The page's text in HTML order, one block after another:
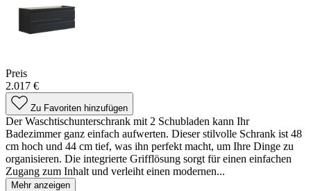
Preis
2.017 €
Zu Favoriten hinzufügen
Der Waschtischunterschrank mit 2 Schubladen kann Ihr
Badezimmer ganz einfach aufwerten. Dieser stilvolle Schrank ist 48
cm hoch und 44 cm tief, was ihn perfekt macht, um Ihre Dinge zu
organisieren. Die integrierte Grifflösung sorgt für einen einfachen
Zugang zum Inhalt und verleiht einen modernen...
Mehr anzeigen